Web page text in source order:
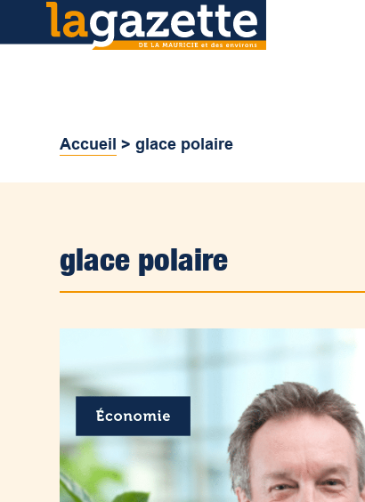
Accueil >glace polaire
glace polaire